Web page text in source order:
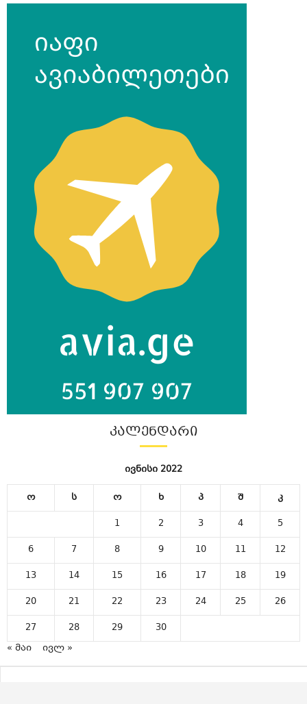
ᲙᲐᲚᲔᲜᲓᲐᲠᲘ
ივნისი 2022
ო ს ო ხ პ შ
კ
1
2 3 4
5
6
7 8 9 10 11
12
13
14 15 16 17 18
19
20
21 22 23 24 25
26
27
28 29
30
« მაი
ივლ »